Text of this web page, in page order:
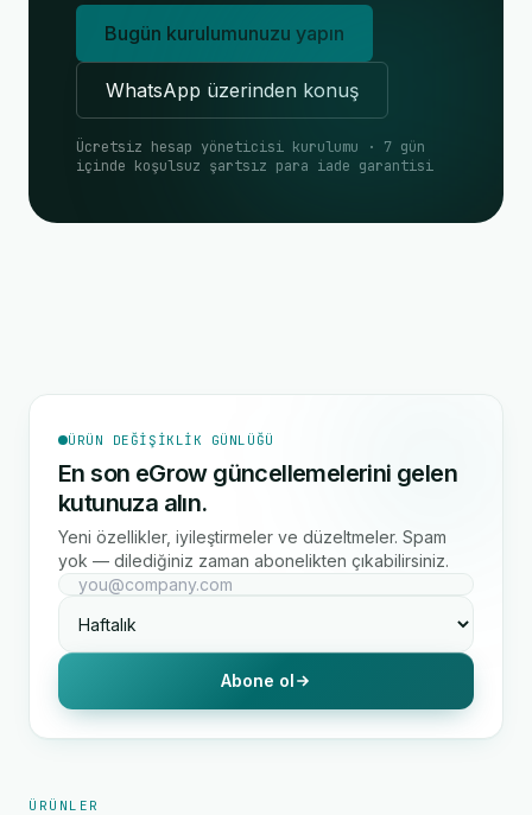
Bugün kurulumunuzu yapın
WhatsApp üzerinden konuş
Ücretsiz hesap yöneticisi kurulumu · 7 gün
içinde koşulsuz şartsız para iade garantisi
ÜRÜN DEĞIŞIKLIK GÜNLÜĞÜ
En son eGrow güncellemelerini gelen
kutunuza alın.
Yeni özellikler, iyileştirmeler ve düzeltmeler. Spam
yok — dilediğiniz zaman abonelikten çıkabilirsiniz.
Abone ol
ÜRÜNLER